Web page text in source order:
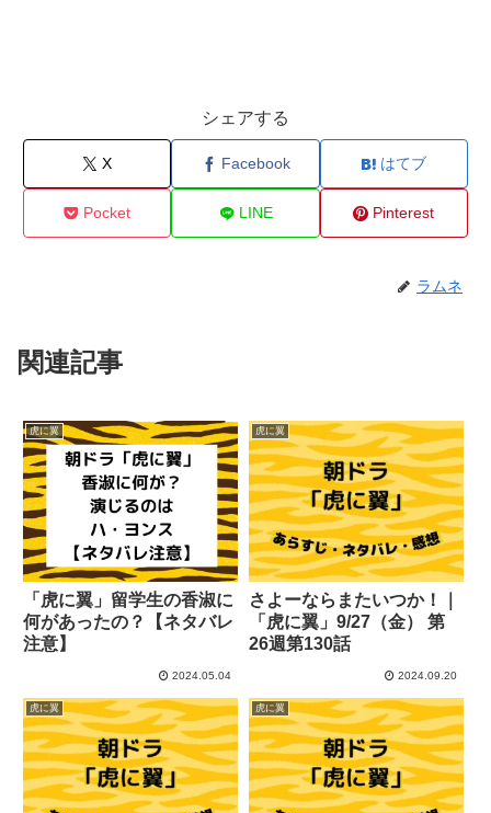
シェアする
X Facebook はてブ
Pocket LINE Pinterest
ラムネ
関連記事
虎に翼
「虎に翼」留学生の香淑に
何があったの？【ネタバレ
注意】
2024.05.04
虎に翼
さよーならまたいつか！｜
「虎に翼」9/27（金） 第
26週第130話
2024.09.20
虎に翼 虎に翼